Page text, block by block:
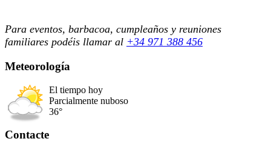
Para eventos, barbacoa, cumpleaños y reuniones
familiares podéis llamar al +34 971 388 456
Meteorología
El tiempo hoy
Parcialmente nuboso
36°
Contacte